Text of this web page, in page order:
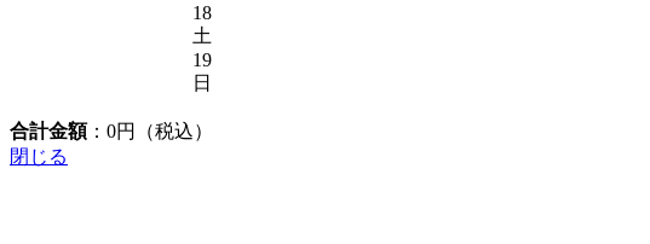
18
土
19
日
合計金額： 0円（税込）
閉じる